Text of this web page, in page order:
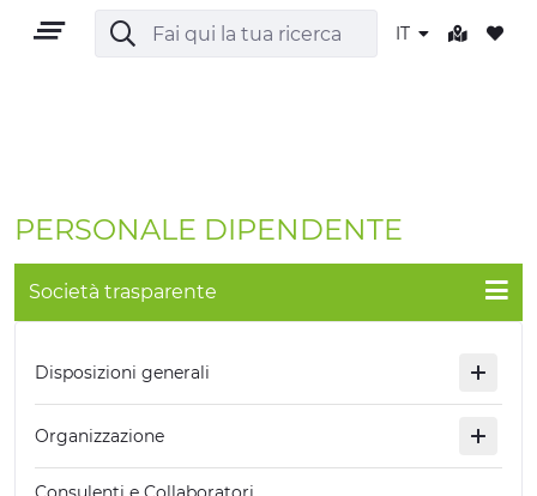
IT
OUTDOOR
PERSONALE DIPENDENTE
Società trasparente
Disposizioni generali
Organizzazione